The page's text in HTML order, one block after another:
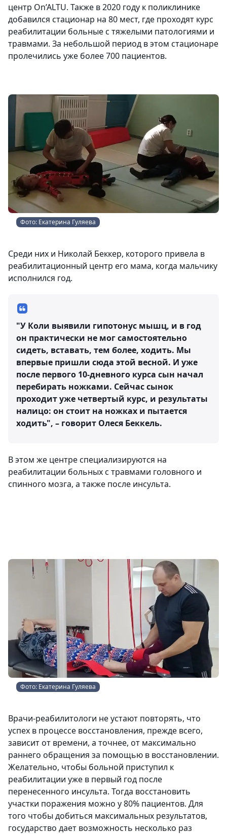
центр On’ALTU. Также в 2020 году к поликлинике
добавился стационар на 80 мест, где проходят курс
реабилитации больные с тяжелыми патологиями и
травмами. За небольшой период в этом стационаре
пролечились уже более 700 пациентов.
Фото: Екатерина Гуляева
Среди них и Николай Беккер, которого привела в
реабилитационный центр его мама, когда мальчику
исполнился год.
"У Коли выявили гипотонус мышц, и в год
он практически не мог самостоятельно
сидеть, вставать, тем более, ходить. Мы
впервые пришли сюда этой весной. И уже
после первого 10-дневного курса сын начал
перебирать ножками. Сейчас сынок
проходит уже четвертый курс, и результаты
налицо: он стоит на ножках и пытается
ходить", – говорит Олеся Беккель.
В этом же центре специализируются на
реабилитации больных с травмами головного и
спинного мозга, а также после инсульта.
Фото: Екатерина Гуляева
Врачи-реабилитологи не устают повторять, что
успех в процессе восстановления, прежде всего,
зависит от времени, а точнее, от максимально
раннего обращения за помощью в восстановлении.
Желательно, чтобы больной приступил к
реабилитации уже в первый год после
перенесенного инсульта. Тогда восстановить
участки поражения можно у 80% пациентов. Для
того чтобы добиться максимальных результатов,
государство дает возможность несколько раз